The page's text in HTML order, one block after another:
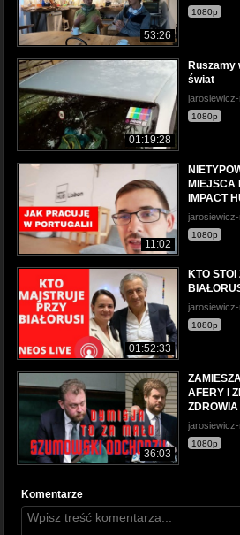
53:26
1080p
01:19:28
Ruszamy
świat
1080p
11:02
MIEJSCA
IMPACT
1080p
01:52:33
KTO
1080p
36:03
AFERY I
1080p
Komentarze